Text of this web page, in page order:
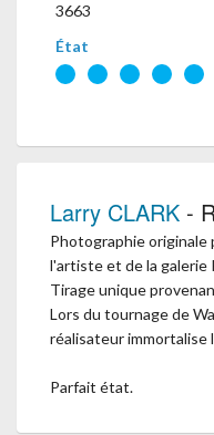
3663
État
Larry CLARK -
Photographie originale
l'artiste et de la galerie
Tirage unique
Lors du tournage de
réalisateur immortalise
Parfait état.